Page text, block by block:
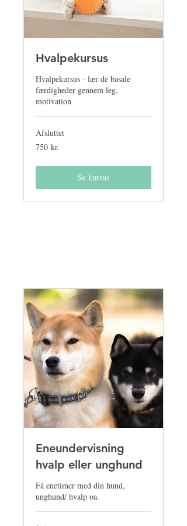
Hvalpekursus
Hvalpekursus - lær de basale
færdigheder gennem leg,
motivation
Afsluttet
750
danske
750 kr.
Se kursus
Eneundervisning
hvalp eller unghund
Få enetimer med din hund,
unghund/ hvalp oa.